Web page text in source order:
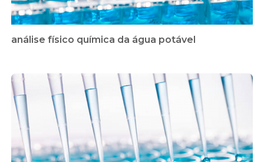
análise físico química da água potável